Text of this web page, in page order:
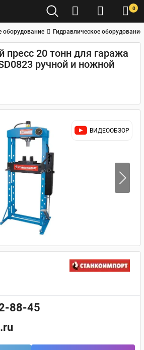
0
оборудование Гидравлическое оборудование
пресс 20 тонн для гаража
ручной и ножной
ВИДЕООБЗОР
88-45